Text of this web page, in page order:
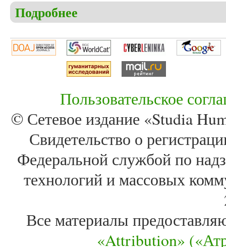
Подробнее
Пользовательское
© Сетевое издание «Studia
Свидетельство о
Федеральной службой по
технологий и массовых
Все материалы
«Attribution»